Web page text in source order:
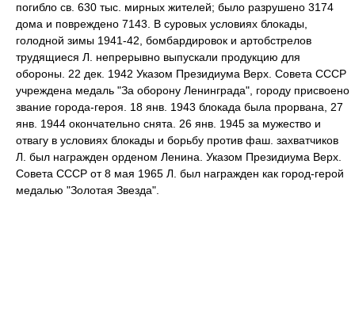
погибло св. 630 тыс. мирных жителей; было разрушено 3174
дома и повреждено 7143. В суровых условиях блокады,
голодной зимы 1941-42, бомбардировок и артобстрелов
трудящиеся Л. непрерывно выпускали продукцию для
обороны. 22 дек. 1942 Указом Президиума Верх. Совета СССР
учреждена медаль "За оборону Ленинграда", городу присвоено
звание города-героя. 18 янв. 1943 блокада была прорвана, 27
янв. 1944 окончательно снята. 26 янв. 1945 за мужество и
отвагу в условиях блокады и борьбу против фаш. захватчиков
Л. был награжден орденом Ленина. Указом Президиума Верх.
Совета СССР от 8 мая 1965 Л. был награжден как город-герой
медалью "Золотая Звезда".